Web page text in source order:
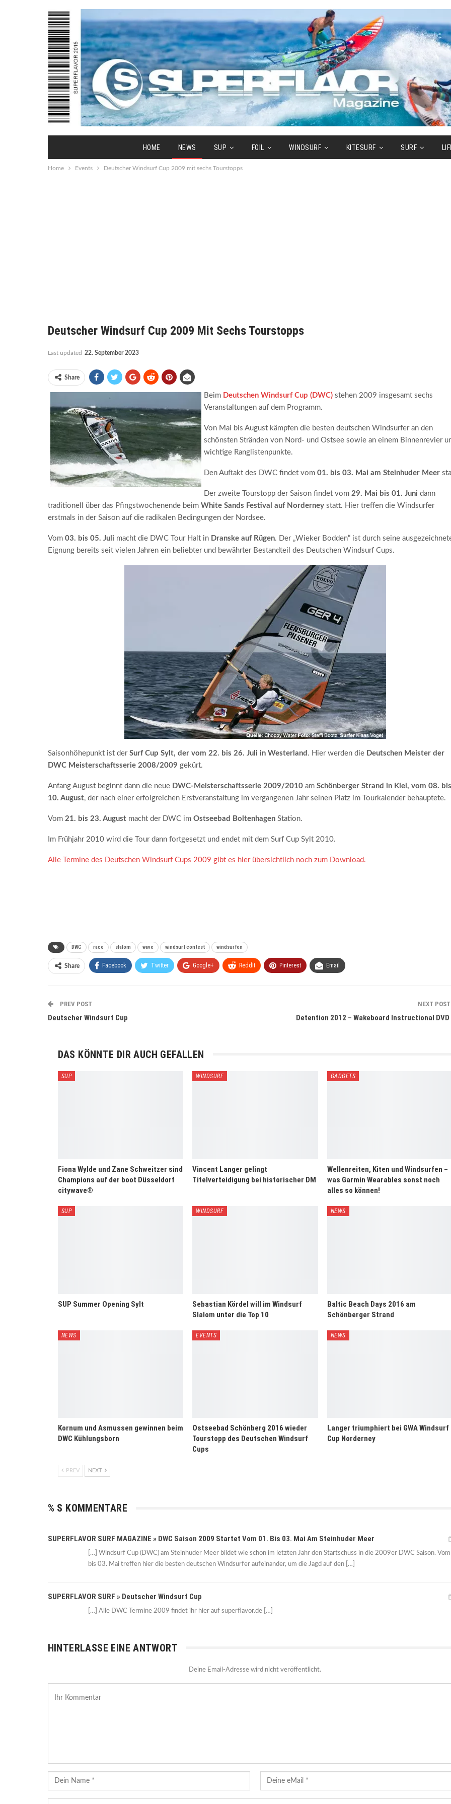
HOME NEWS SUP FOIL WINDSURF KITESURF SURF
Home Events Deutscher Windsurf Cup 2009 mit sechs Tourstopps
Deutscher Windsurf Cup 2009 Mit Sechs Tourstopps
Last updated 22. September 2023
Share
Beim Deutschen Windsurf Cup (DWC)stehen 2009 insgesamt sechs
Veranstaltungen auf dem Programm.
Von Mai bis August kämpfen die besten deutschen Windsurfer an den
schönsten Stränden von Nord- und Ostsee sowie an einem Binnenrevier
wichtige Ranglistenpunkte.
Den Auftakt des DWC findet vom 01. bis 03. Mai am Steinhuder Meer
Der zweite Tourstopp der Saison findet vom 29. Mai bis 01. Juni dann
traditionell über das Pfingstwochenende beim White Sands Festival auf Norderney statt. Hier treffen die Windsurfer
erstmals in der Saison auf die radikalen Bedingungen der Nordsee.
Vom 03. bis 05. Juli macht die DWC Tour Halt in Dranske auf Rügen. Der „Wieker Bodden“ ist durch seine
Eignung bereits seit vielen Jahren ein beliebter und bewährter Bestandteil des Deutschen Windsurf Cups.
Saisonhöhepunkt ist der Surf Cup Sylt, der vom 22. bis 26. Juli in Westerland . Hier werden die Deutschen Meister der
DWC Meisterschaftsserie 2008/2009 gekürt.
Anfang August beginnt dann die neue DWC-Meisterschaftsserie 2009/2010am Schönberger Strand in Kiel, vom 08. bis
10. August, der nach einer erfolgreichen Erstveranstaltung im vergangenen Jahr seinen Platz im Tourkalender behauptete.
Vom 21. bis 23. August macht der DWC im Ostseebad Boltenhagen Station.
Im Frühjahr 2010 wird die Tour dann fortgesetzt und endet mit dem Surf Cup Sylt 2010.
Alle Termine des Deutschen Windsurf Cups 2009 gibt es hier übersichtlich noch zum Download.
DWC race slalom wave windsurf contest windsurfen
Share Facebook Twitter Google+ ReddIt Pinterest Email
PREV POST
Deutscher Windsurf Cup
NEXT
Detention 2012 – Wakeboard Instructional
DAS KÖNNTE DIR AUCH GEFALLEN
SUP
Fiona Wylde und Zane Schweitzer sind
Champions auf der boot Düsseldorf
citywave®
WINDSURF
Vincent Langer gelingt
Titelverteidigung bei historischer DM
GADGETS
Wellenreiten, Kiten und Windsurfen –
was Garmin Wearables sonst noch
alles so können!
SUP
SUP Summer Opening Sylt
WINDSURF
Sebastian Kördel will im Windsurf
Slalom unter die Top 10
NEWS
Baltic Beach Days 2016 am
Schönberger Strand
NEWS
Kornum und Asmussen gewinnen beim
DWC Kühlungsborn
EVENTS
Ostseebad Schönberg 2016 wieder
Tourstopp des Deutschen Windsurf
Cups
NEWS
Langer triumphiert bei GWA Windsurf
Cup Norderney
PREV NEXT
% S KOMMENTARE
SUPERFLAVOR SURF MAGAZINE » DWC Saison 2009 Startet Vom 01. Bis 03. Mai Am Steinhuder Meer
[…] Windsurf Cup (DWC) am Steinhuder Meer bildet wie schon im letzten Jahr den Startschuss in die 2009er DWC Saison.
bis 03. Mai treffen hier die besten deutschen Windsurfer aufeinander, um die Jagd auf den […]
SUPERFLAVOR SURF » Deutscher Windsurf Cup
[…] Alle DWC Termine 2009 findet ihr hier auf superflavor.de […]
HINTERLASSE EINE ANTWORT
Deine Email-Adresse wird nicht veröffentlicht.